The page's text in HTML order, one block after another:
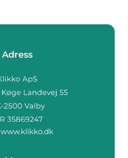
Adress
www.klikko.dk